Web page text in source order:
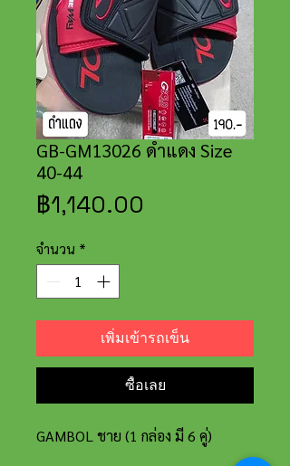
GB-GM13026 ดำแดง Size
40-44
฿1,140.00
จำนวน *
เพิ่มเข้ารถเข็น
ซื้อเลย
GAMBOL ชาย (1 กล่อง มี 6 คู่)